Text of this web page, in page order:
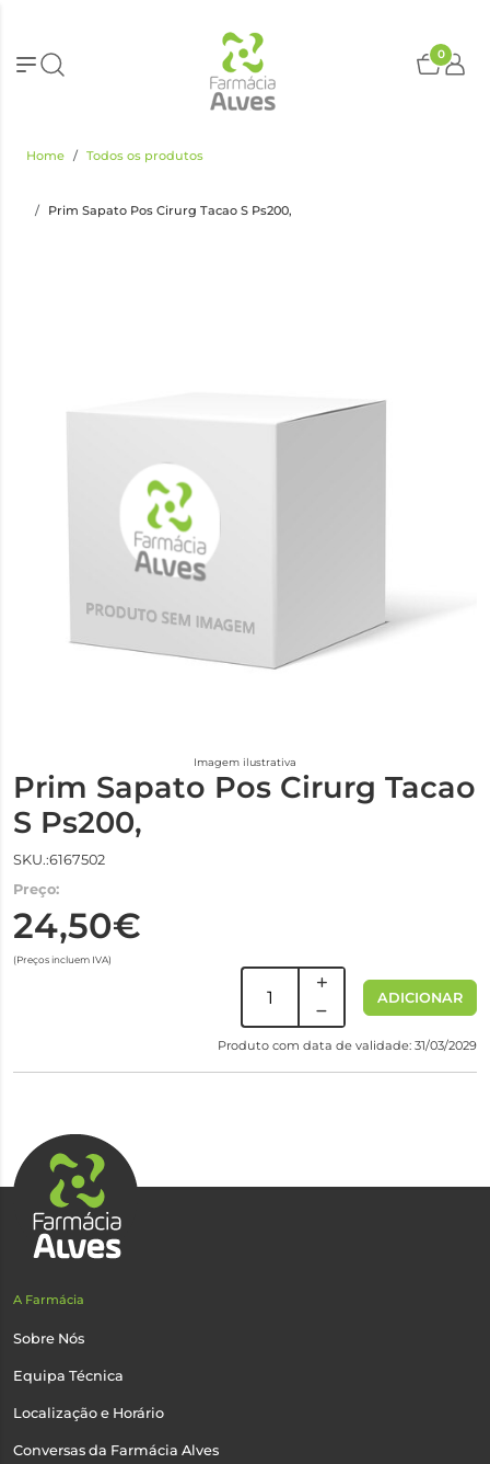
0
Home Todos os produtos
Prim Sapato Pos Cirurg Tacao S Ps200,
Imagem ilustrativa
Prim Sapato Pos Cirurg Tacao
S Ps200,
SKU.:6167502
Preço:
24,50€
(Preços incluem IVA)
ADICIONAR
Produto com data de validade: 31/03/2029
A Farmácia
Sobre Nós
Equipa Técnica
Localização e Horário
Conversas da Farmácia Alves